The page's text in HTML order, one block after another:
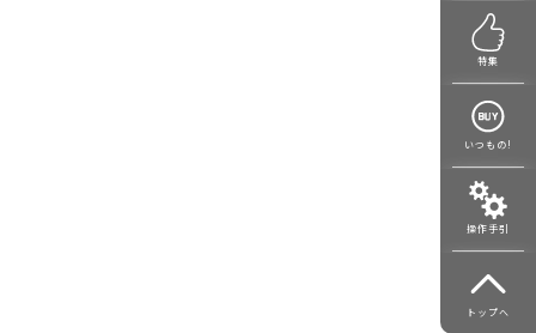
特集
いつもの!
操作手引
トップへ